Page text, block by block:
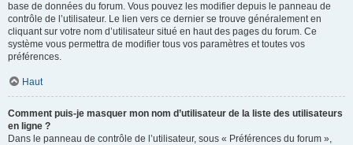
base de données du forum. Vous pouvez les modifier depuis le panneau de
contrôle de l’utilisateur. Le lien vers ce dernier se trouve généralement en
cliquant sur votre nom d’utilisateur situé en haut des pages du forum. Ce
système vous permettra de modifier tous vos paramètres et toutes vos
préférences.
Haut
Comment puis-je masquer mon nom d’utilisateur de la liste des utilisateurs
en ligne ?
Dans le panneau de contrôle de l’utilisateur, sous « Préférences du forum »,